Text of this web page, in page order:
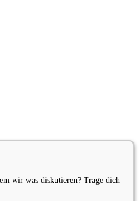
wir was diskutieren? Trage dich